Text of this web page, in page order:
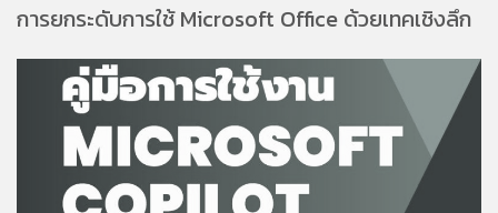
การยกระดับการใช้ Microsoft Office ด้วยเทคเชิงลึก